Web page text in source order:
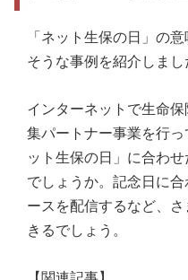
「ネット生保の日」の
そうな事例を紹介しまし
インターネットで生命
集パートナー事業を行
ット生保の日」に合わ
でしょうか。記念日に
ースを配信するなど、
きるでしょう。